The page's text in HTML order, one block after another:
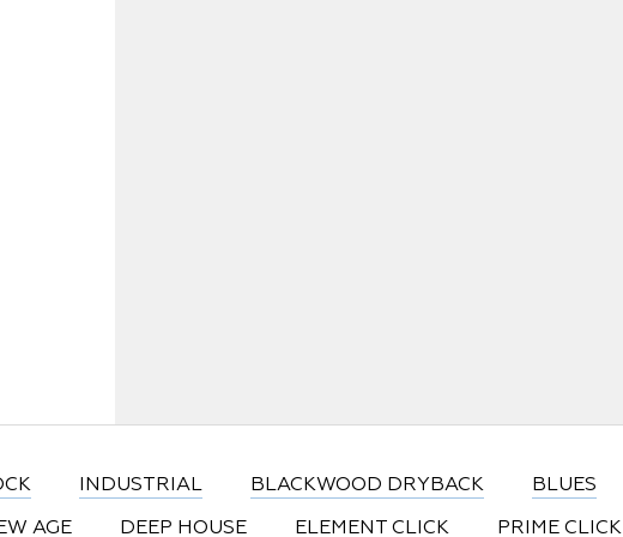
INDUSTRIAL BLACKWOOD DRYBACK BLUES
AGE DEEP HOUSE ELEMENT CLICK PRIME CLICK